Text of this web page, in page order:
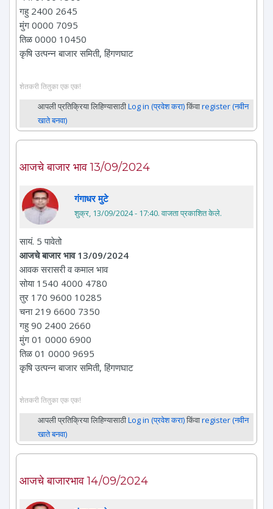
गहु 2400 2645
मुंग 0000 7095
तिळ 0000 10450
कृषि उत्पन्न बाजार समिती, हिंगणघाट
शेतकरी तितुका एक एक!
आपली प्रतिक्रिया लिहिण्यासाठीLog in (प्रवेश करा)किंवाregister (नवीन
खाते बनवा)
आजचे बाजार भाव 13/09/2024
गंगाधर मुटे
शुक्र, 13/09/2024 - 17:40. वाजता प्रकाशित केले.
सायं. 5 पावेतो
आजचे बाजार भाव 13/09/2024
आवक सरासरी व कमाल भाव
सोया 1540 4000 4780
तुर 170 9600 10285
चना 219 6600 7350
गहु 90 2400 2660
मुंग 01 0000 6900
तिळ 01 0000 9695
कृषि उत्पन्न बाजार समिती, हिंगणघाट
शेतकरी तितुका एक एक!
आपली प्रतिक्रिया लिहिण्यासाठीLog in (प्रवेश करा)किंवाregister (नवीन
खाते बनवा)
आजचे बाजारभाव 14/09/2024